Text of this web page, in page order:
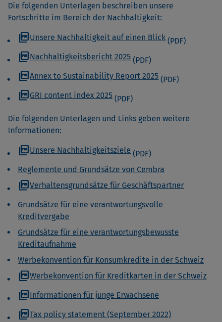
Die folgenden Unterlagen beschreiben unsere
Fortschritte im Bereich der Nachhaltigkeit:
picture_as_pdfUnsere Nachhaltigkeit auf einen Blick (PDF)
picture_as_pdfNachhaltigkeitsbericht 2025 (PDF)
picture_as_pdfAnnex to Sustainability Report 2025 (PDF)
picture_as_pdfGRI content index 2025 (PDF)
Die folgenden Unterlagen und Links geben weitere
Informationen:
picture_as_pdfUnsere Nachhaltigkeitsziele (PDF)
Reglemente und Grundsätze von Cembra
picture_as_pdfVerhaltensgrundsätze für Geschäftspartner
Grundsätze für eine verantwortungsvolle
Kreditvergabe
Grundsätze für eine verantwortungsbewusste
Kreditaufnahme
Werbekonvention für Konsumkredite in der Schweiz
picture_as_pdfWerbekonvention für Kreditkarten in der Schweiz
picture_as_pdfInformationen für junge Erwachsene
picture_as_pdfTax policy statement (September 2022)